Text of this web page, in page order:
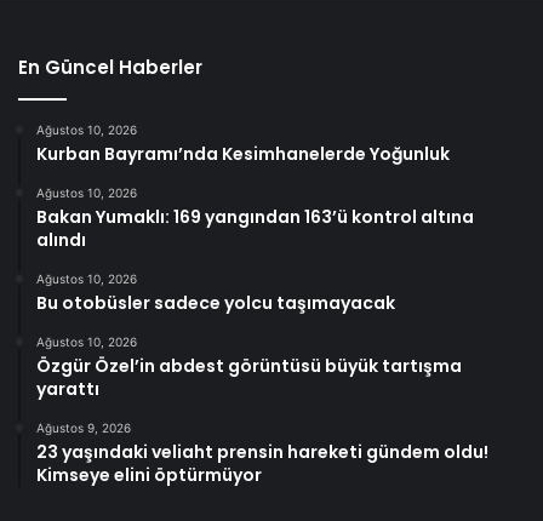
En Güncel Haberler
Ağustos 10, 2026
Kurban Bayramı’nda Kesimhanelerde Yoğunluk
Ağustos 10, 2026
Bakan Yumaklı: 169 yangından 163’ü kontrol altına
alındı
Ağustos 10, 2026
Bu otobüsler sadece yolcu taşımayacak
Ağustos 10, 2026
Özgür Özel’in abdest görüntüsü büyük tartışma
yarattı
Ağustos 9, 2026
23 yaşındaki veliaht prensin hareketi gündem oldu!
Kimseye elini öptürmüyor